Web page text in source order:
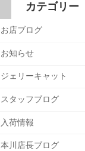
カテゴリー
お店ブログ
お知らせ
ジェリーキャット
スタッフブログ
入荷情報
本川店長ブログ